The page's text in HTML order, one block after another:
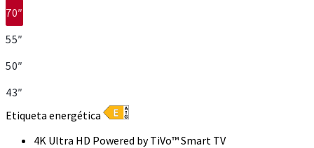
70″
55″
50″
43″
Etiqueta energética
4K Ultra HD Powered by TiVo™ Smart TV